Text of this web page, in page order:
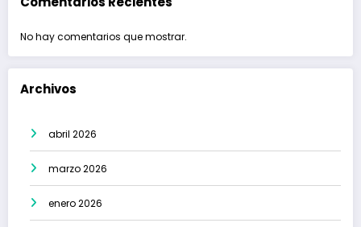
No hay comentarios que mostrar.
Archivos
abril 2026
marzo 2026
enero 2026